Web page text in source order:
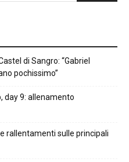
di Sangro: “Gabriel
pochissimo”
day 9: allenamento
rallentamenti sulle principali